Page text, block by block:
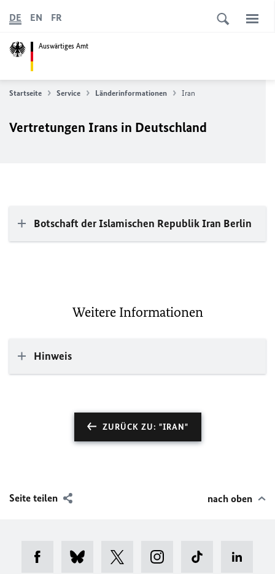
Auswärtiges Amt
DE EN FR
Startseite Service Länderinformationen Iran
Vertretungen Irans in Deutschland
Botschaft der Islamischen Republik Iran Berlin
Weitere Informationen
Hinweis
ZURÜCK ZU: "IRAN"
Seite teilen nach oben